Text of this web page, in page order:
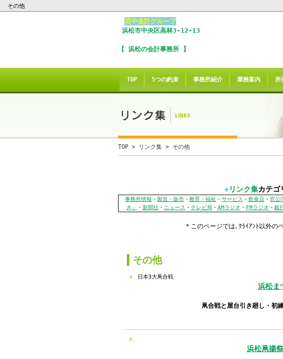
その他
このま
※Internet
このお知らせの表
誠に申し訳ござ
当サイトのInternet
当サイト推奨ブ
Windows
からアクセス
(浜
電話:
田中会計グループ
浜松市中央区高林3-12-13
【 浜松の会計事務所 】
TOP 5つの約束 事務所紹介 業務案内 所
TOP > リンク集 > その他
❖リンク集カテゴ
事務所情報 ・ 製造・販売 ・ 教育・福祉 ・ サービス ・ 飲食店 ・ 官公
き」
・ 新聞社 ・ ニュース ・ テレビ局・ AMラジオ ・ FMラジオ ・ 銀
＊このページでは､ｸﾗｲｱﾝﾄ以外の
その他
日本3大凧合戦
浜松ま
凧合戦と屋台引き廻し・初
浜松凧揚